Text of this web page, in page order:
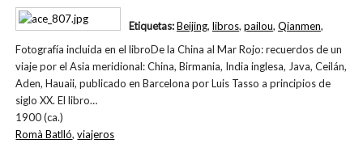
Fotografía incluida en el libroDe la China al Mar Rojo: recuerdos de un
viaje por el Asia meridional: China, Birmania, India inglesa, Java, Ceilán,
Aden, Hauaii, publicado en Barcelona por Luis Tasso a principios de
siglo XX. El libro…
1900 (ca.)
Etiquetas:Beijing, libros, pailou, Qianmen,
Romà Batlló,viajeros